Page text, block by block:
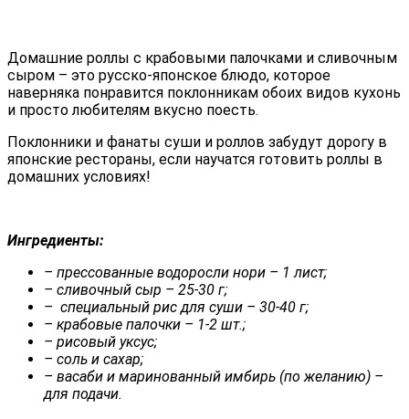
Домашние роллы с крабовыми палочками и сливочным
сыром – это русско-японское блюдо, которое
наверняка понравится поклонникам обоих видов кухонь
и просто любителям вкусно поесть.
Поклонники и фанаты суши и роллов забудут дорогу в
японские рестораны, если научатся готовить роллы в
домашних условиях!
Ингредиенты:
– прессованные водоросли нори – 1 лист;
– сливочный сыр – 25-30 г;
– специальный рис для суши – 30-40 г;
– крабовые палочки – 1-2 шт.;
– рисовый уксус;
– соль и сахар;
– васаби и маринованный имбирь (по желанию) –
для подачи.